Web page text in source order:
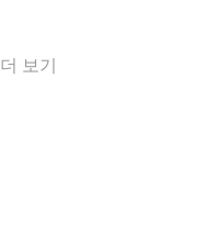
더 보기